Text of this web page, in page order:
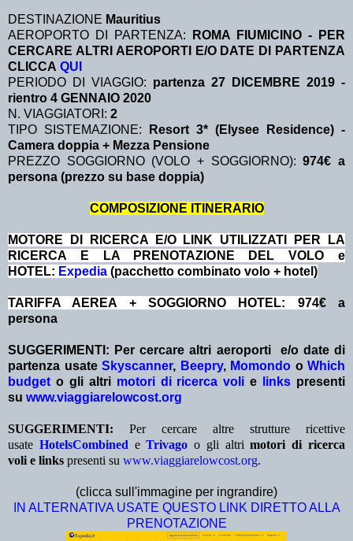
DESTINAZIONE Mauritius
AEROPORTO DI PARTENZA:
ROMA FIUMICINO - PER
CERCARE ALTRI AEROPORTI E/O DATE DI PARTENZA
CLICCA QUI
PERIODO DI VIAGGIO: partenza 27 DICEMBRE 2019 -
rientro 4 GENNAIO 2020
N. VIAGGIATORI: 2
TIPO SISTEMAZIONE:
Resort 3* (Elysee Residence) -
Camera doppia + Mezza Pensione
PREZZO SOGGIORNO (VOLO + SOGGIORNO):974€ a
persona (prezzo su base doppia)
COMPOSIZIONE ITINERARIO
MOTORE DI RICERCA E/O LINK UTILIZZATI PER LA
RICERCA E LA PRENOTAZIONE DEL VOLO e
HOTEL: Expedia (pacchetto combinato volo + hotel)
TARIFFA AEREA + SOGGIORNO HOTEL: 974€ a
persona
SUGGERIMENTI: Per cercare altri aeroporti e/o date di
partenza usate Skyscanner, Beepry, Momondo o Which
budget o gli altri motori di ricerca voli e links presenti
su www.viaggiarelowcost.org
SUGGERIMENTI: Per cercare altre strutture ricettive
usate HotelsCombined eTrivago o gli altrimotori di ricerca
voli e links presenti su www.viaggiarelowcost.org.
(clicca sull'immagine per ingrandire)
IN ALTERNATIVA USATE QUESTO LINK DIRETTO ALLA
PRENOTAZIONE